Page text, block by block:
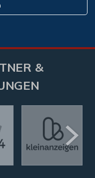
&